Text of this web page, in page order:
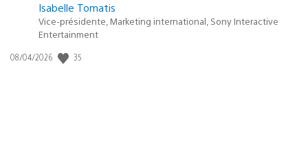
Isabelle Tomatis
Vice-présidente, Marketing international, Sony Interactive
Entertainment
Date
08/04/2026 35